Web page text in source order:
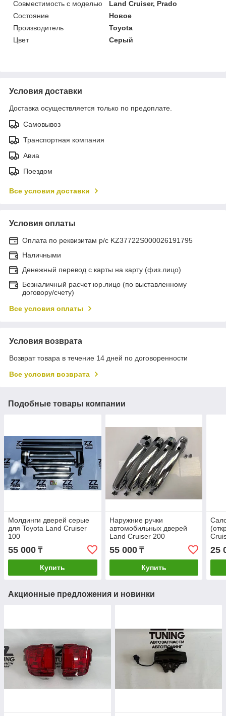
Совместимость с моделью
Land Cruiser, Prado
Состояние
Новое
Производитель
Toyota
Цвет
Серый
Условия доставки
Доставка осуществляется только по предоплате.
Самовывоз
Транспортная компания
Авиа
Поездом
Все условия доставки
Условия оплаты
Оплата по реквизитам р/с KZ37722S000026191795
Наличными
Денежный перевод с карты на карту (физ.лицо)
Безналичный расчет юр.лицо (по выставленному
договору/счету)
Все условия оплаты
Условия возврата
Возврат товара в течение 14 дней по договоренности
Все условия возврата
Подобные товары компании
Молдинги дверей серые
для Toyota Land Cruiser
100
55 000 ₸
Купить
Наружние ручки
автомобильных дверей
Land Cruiser 200
55 000₸
Купить
25
Акционные предложения и новинки